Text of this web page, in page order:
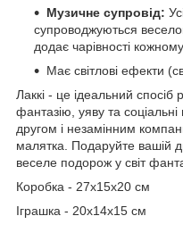
Музичне супровід:
супроводжуються
додає чарівності кожному
Має світлові ефекти
Лаккі - це ідеальний спосіб
фантазію, уяву та
другом і незамінним
малятка. Подаруйте вашій
веселе подорож у світ
Коробка - 27х15х20 см
Іграшка - 20х14х15 см